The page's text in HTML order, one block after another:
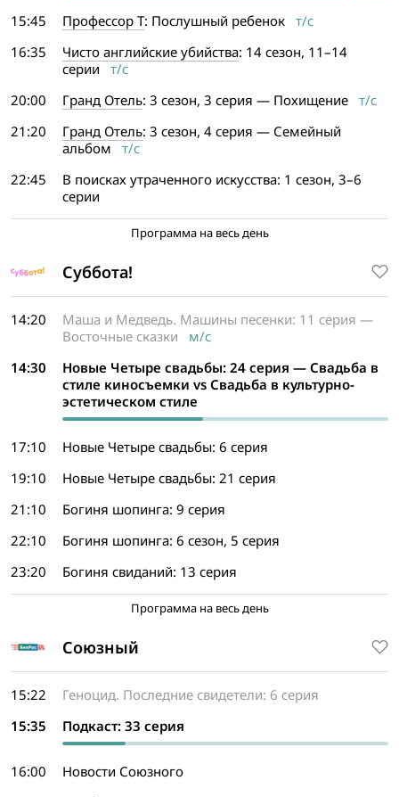
15:45 Профессор Т: Послушный ребенок т/с
16:35
Чисто английские убийства: 14 сезон, 11–14
серии т/с
20:00
Гранд Отель: 3 сезон, 3 серия — Похищение т/с
21:20
Гранд Отель: 3 сезон, 4 серия — Семейный
альбом т/с
22:45
В поисках утраченного искусства: 1 сезон, 3–6
серии
Программа на весь день
Суббота!
14:20
Маша и Медведь. Машины песенки: 11 серия —
Восточные сказки м/с
14:30
Новые Четыре свадьбы: 24 серия — Свадьба в
стиле киносъемки vs Свадьба в культурно-
эстетическом стиле
17:10
Новые Четыре свадьбы: 6 серия
19:10
Новые Четыре свадьбы: 21 серия
21:10
Богиня шопинга: 9 серия
22:10
Богиня шопинга: 6 сезон, 5 серия
23:20
Богиня свиданий: 13 серия
Программа на весь день
Союзный
15:22
Геноцид. Последние свидетели: 6 серия
15:35
Подкаст: 33 серия
16:00
Новости Союзного